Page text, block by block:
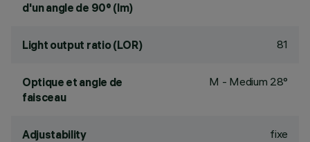
d'un angle de 90° (lm)
Light output ratio (LOR) 81
Optique et angle de
faisceau
M - Medium 28°
Adjustability fixe